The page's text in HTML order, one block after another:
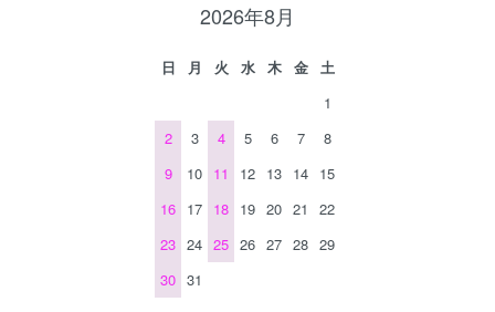
2026年8月
日 月 火 水 木 金
土
1
2
3 4 5 6 7
8
9
10 11 12 13 14 15
16 17 18 19 20 21
22
23 24 25 26 27 28 29
30 31